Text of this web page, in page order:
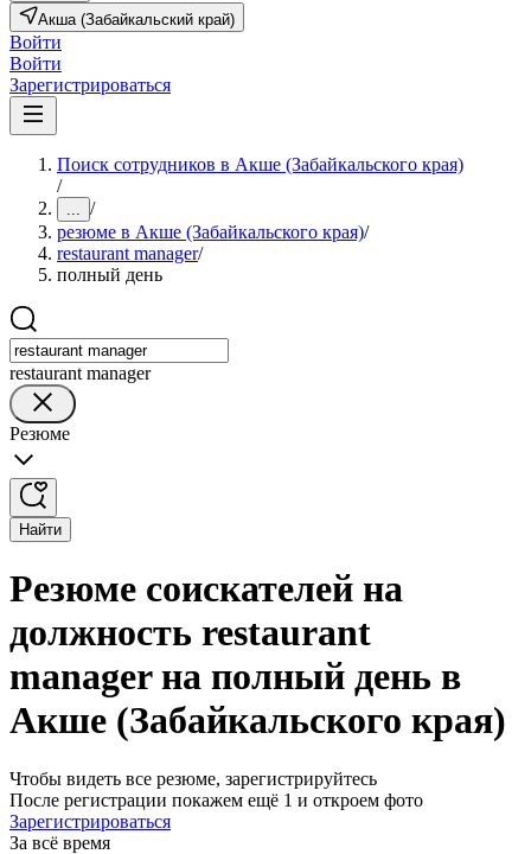
Акша (Забайкальский край)
Войти
Войти
Зарегистрироваться
Поиск сотрудников в Акше (Забайкальского края)
/
... /
резюме в Акше (Забайкальского края)/
restaurant manager/
полный день
restaurant manager
Резюме
Найти
Резюме соискателей на
должность restaurant
manager на полный день в
Акше (Забайкальского края)
Чтобы видеть все резюме, зарегистрируйтесь
После регистрации покажем ещё 1 и откроем фото
Зарегистрироваться
За всё время